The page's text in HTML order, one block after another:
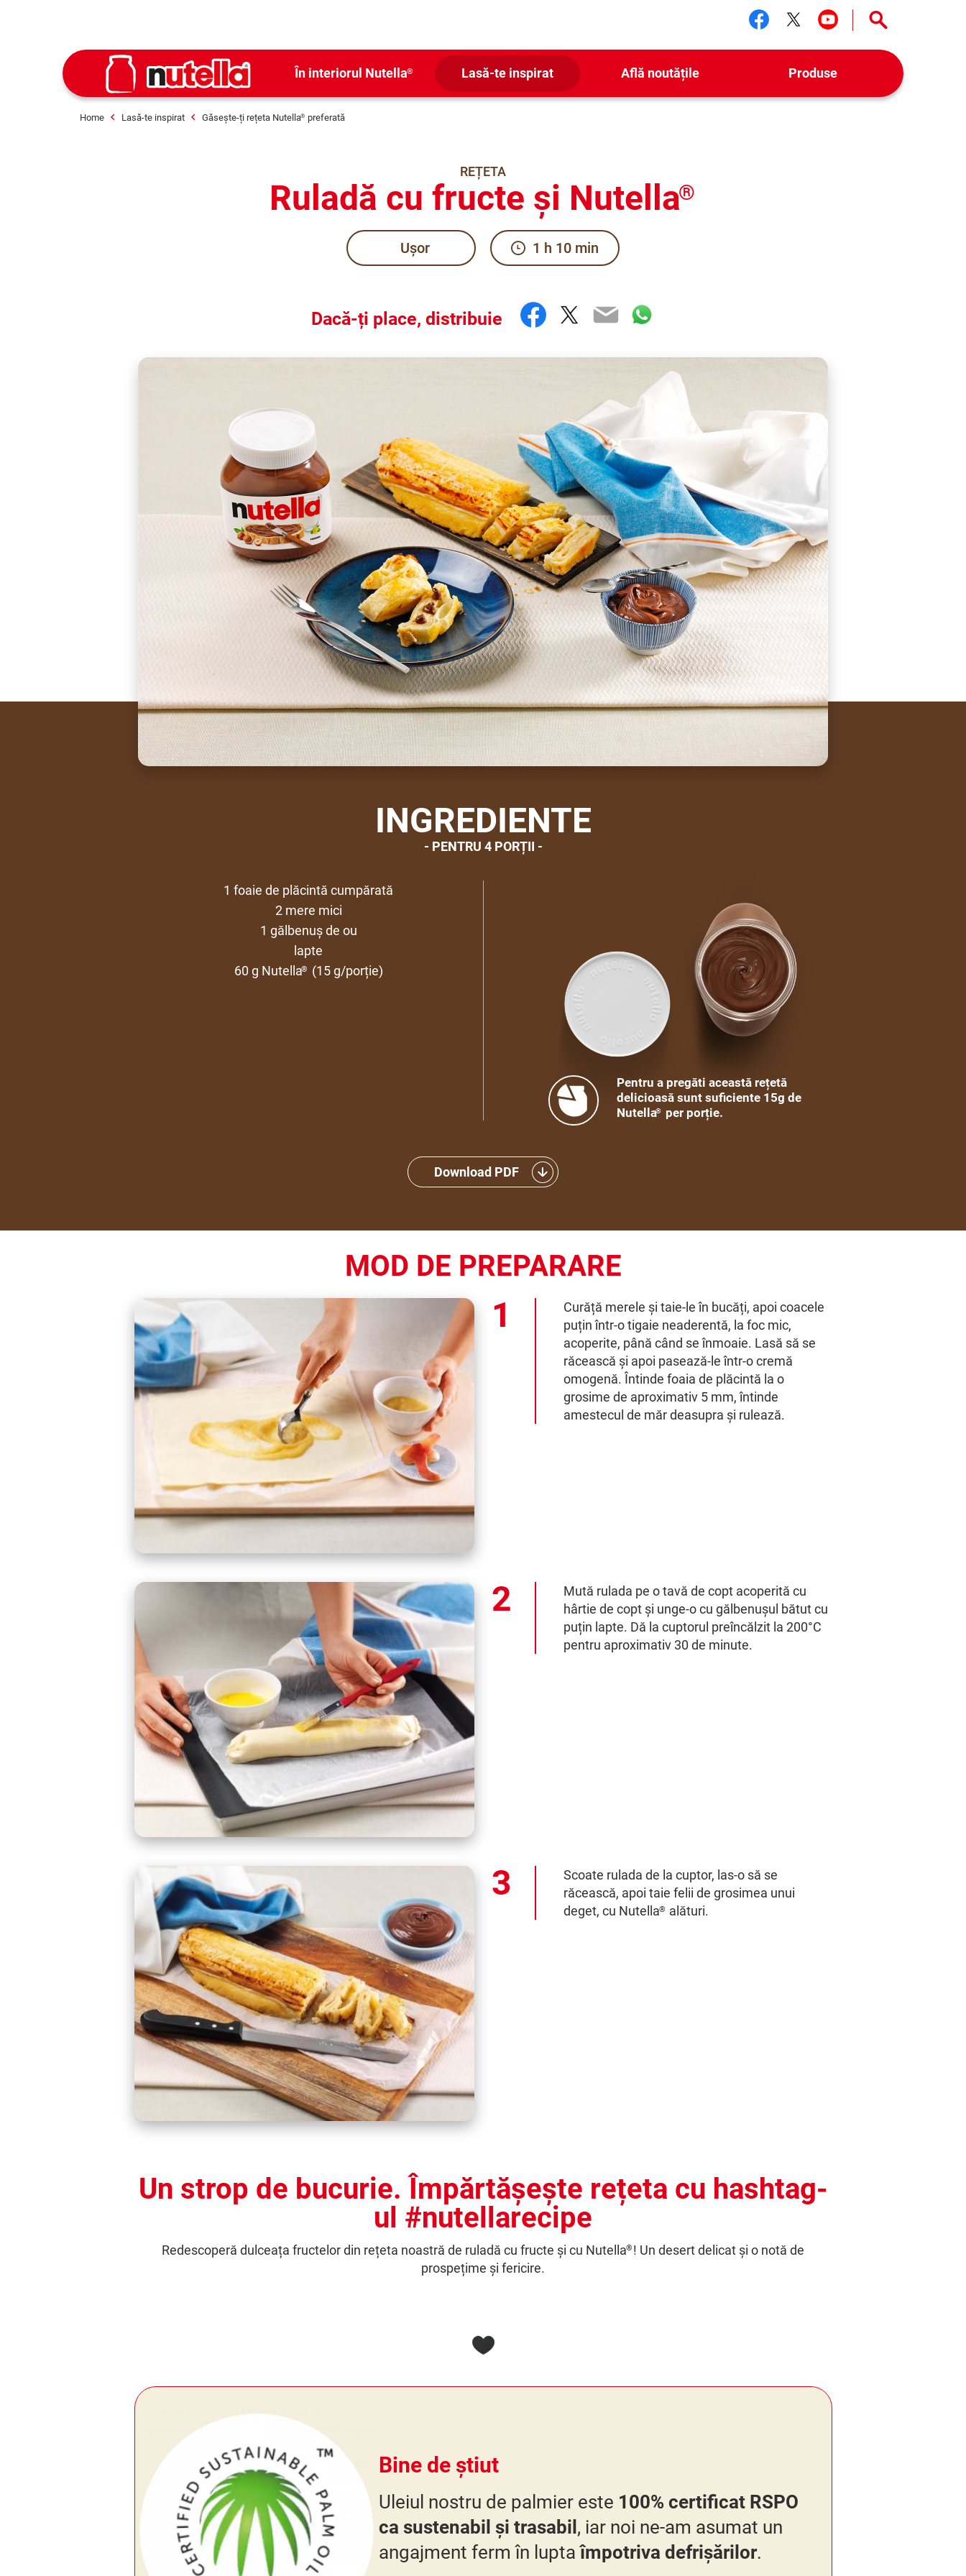
Urmărește-ne facebook
Urmărește-ne twitter
Urmărește-ne
În interiorul Nutella® Lasă-te inspirat Află noutățile Produse
Home Lasă-te inspirat Găsește-ți rețeta Nutella® preferată
REȚETA
Ruladă cu fructe și Nutella®
Ușor 1 h 10 min
Dacă-ți place, distribuie Facebook
Twitter
EmailWhatsApp
INGREDIENTE
PENTRU 4 PORȚII
1 foaie de plăcintă cumpărată
2 mere mici
1 gălbenuș de ou
lapte
60 g Nutella® (15 g/porție)
Pentru a pregăti această rețetă
delicioasă sunt suficiente 15g de
Nutella® per porție.
Download PDF
MOD DE PREPARARE
Curăță merele și taie-le în bucăți, apoi coacele
puțin într-o tigaie neaderentă, la foc mic,
acoperite, până când se înmoaie. Lasă să se
răcească și apoi pasează-le într-o cremă
omogenă. Întinde foaia de plăcintă la o
grosime de aproximativ 5 mm, întinde
amestecul de măr deasupra și rulează.
Mută rulada pe o tavă de copt acoperită cu
hârtie de copt și unge-o cu gălbenușul bătut cu
puțin lapte. Dă la cuptorul preîncălzit la 200°C
pentru aproximativ 30 de minute.
Scoate rulada de la cuptor, las-o să se
răcească, apoi taie felii de grosimea unui
deget, cu Nutella® alături.
Un strop de bucurie. Împărtășește rețeta cu hashtag-
ul #nutellarecipe
Redescoperă dulceața fructelor din rețeta noastră de ruladă cu fructe și cu Nutella® ! Un desert delicat și o notă de
prospețime și fericire.
Bine de știut
Uleiul nostru de palmier este 100% certificat RSPO
ca sustenabil și trasabil , iar noi ne-am asumat un
angajment ferm în luptaîmpotriva defrișărilor.